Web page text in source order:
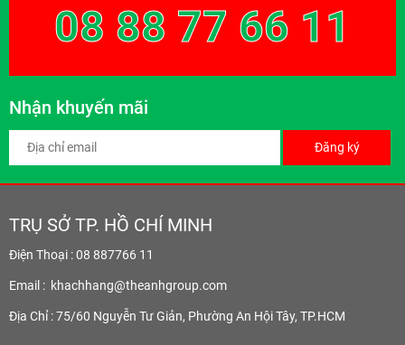
08 88 77 66 11
Nhận khuyến mãi
Đăng ký
TRỤ SỞ TP. HỒ CHÍ MINH
Điện Thoại : 08 887766 11
Email : khachhang@theanhgroup.com
Địa Chỉ : 75/60 Nguyễn Tư Giản, Phường An Hội Tây, TP.HCM